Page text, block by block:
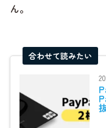
ん。
合わせて読みたい